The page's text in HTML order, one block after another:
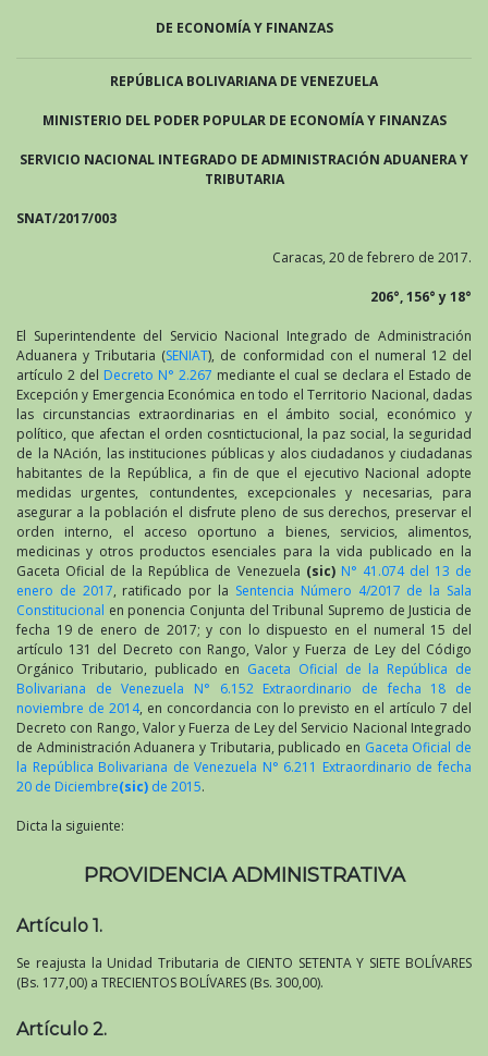
DE ECONOMÍA Y FINANZAS
REPÚBLICA BOLIVARIANA DE VENEZUELA
MINISTERIO DEL PODER POPULAR DE ECONOMÍA Y FINANZAS
SERVICIO NACIONAL INTEGRADO DE ADMINISTRACIÓN ADUANERA Y
TRIBUTARIA
SNAT/2017/003
Caracas, 20 de febrero de 2017.
206°, 156° y 18°
El Superintendente del Servicio Nacional Integrado de Administración
Aduanera y Tributaria (SENIAT), de conformidad con el numeral 12 del
artículo 2 del Decreto N° 2.267 mediante el cual se declara el Estado de
Excepción y Emergencia Económica en todo el Territorio Nacional, dadas
las circunstancias extraordinarias en el ámbito social, económico y
político, que afectan el orden cosntictucional, la paz social, la seguridad
de la NAción, las instituciones públicas y alos ciudadanos y ciudadanas
habitantes de la República, a fin de que el ejecutivo Nacional adopte
medidas urgentes, contundentes, excepcionales y necesarias, para
asegurar a la población el disfrute pleno de sus derechos, preservar el
orden interno, el acceso oportuno a bienes, servicios, alimentos,
medicinas y otros productos esenciales para la vida publicado en la
Gaceta Oficial de la República de Venezuela (sic) N° 41.074 del 13 de
enero de 2017, ratificado por la Sentencia Número 4/2017 de la Sala
Constitucional en ponencia Conjunta del Tribunal Supremo de Justicia de
fecha 19 de enero de 2017; y con lo dispuesto en el numeral 15 del
artículo 131 del Decreto con Rango, Valor y Fuerza de Ley del Código
Orgánico Tributario, publicado en Gaceta Oficial de la República de
Bolivariana de Venezuela N° 6.152 Extraordinario de fecha 18 de
noviembre de 2014, en concordancia con lo previsto en el artículo 7 del
Decreto con Rango, Valor y Fuerza de Ley del Servicio Nacional Integrado
de Administración Aduanera y Tributaria, publicado en Gaceta Oficial de
la República Bolivariana de Venezuela N° 6.211 Extraordinario de fecha
20 de Diciembre(sic) de 2015.
Dicta la siguiente:
PROVIDENCIA ADMINISTRATIVA
Artículo 1.
Se reajusta la Unidad Tributaria de CIENTO SETENTA Y SIETE BOLÍVARES
(Bs. 177,00) a TRECIENTOS BOLÍVARES (Bs. 300,00).
Artículo 2.